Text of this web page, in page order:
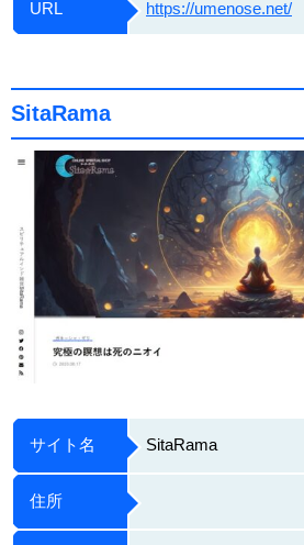
URL https://umenose.net/
SitaRama
サイト名 SitaRama
住所